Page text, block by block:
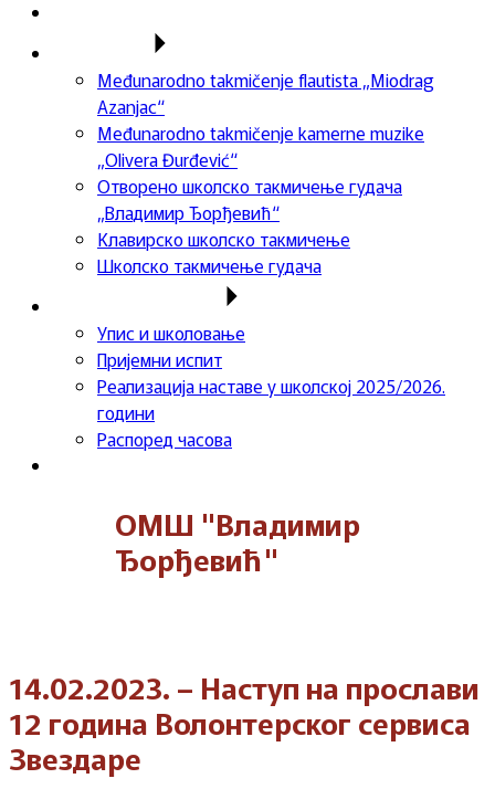
Međunarodno takmičenje flautista „Miodrag
Azanjac“
Međunarodno takmičenje kamerne muzike
„Olivera Đurđević“
Отворено школско такмичење гудача
„Владимир Ђорђевић“
Клавирско школско такмичење
Школско такмичење гудача
Упис и школовање
Пријемни испит
Реализација наставе у школској 2025/2026.
години
Распоред часова
ОМШ "Владимир
Ђорђевић"
14.02.2023. – Наступ на прослави
12 година Волонтерског сервиса
Звездаре